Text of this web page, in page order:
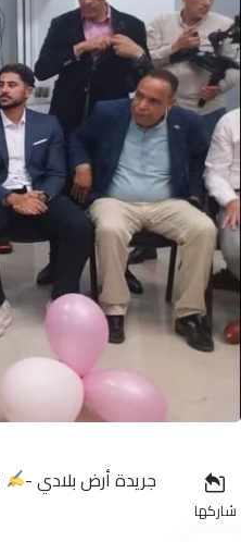
شاركها
جريدة أرض بلادي -